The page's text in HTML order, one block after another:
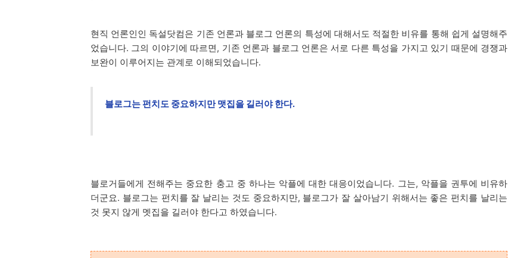
현직 언론인인 독설닷컴은 기존 언론과 블로그 언론의 특성에 대해서도 적절한 비유를 통해 쉽게 설명해주
었습니다. 그의 이야기에 따르면, 기존 언론과 블로그 언론은 서로 다른 특성을 가지고 있기 때문에 경쟁과
보완이 이루어지는 관계로 이해되었습니다.
블로그는 펀치도 중요하지만 맷집을 길러야 한다.
블로거들에게 전해주는 중요한 충고 중 하나는 악플에 대한 대응이었습니다. 그는, 악플을 권투에 비유하
더군요. 블로그는 펀치를 잘 날리는 것도 중요하지만, 블로그가 잘 살아남기 위해서는 좋은 펀치를 날리는
것 못지 않게 멧집을 길러야 한다고 하였습니다.